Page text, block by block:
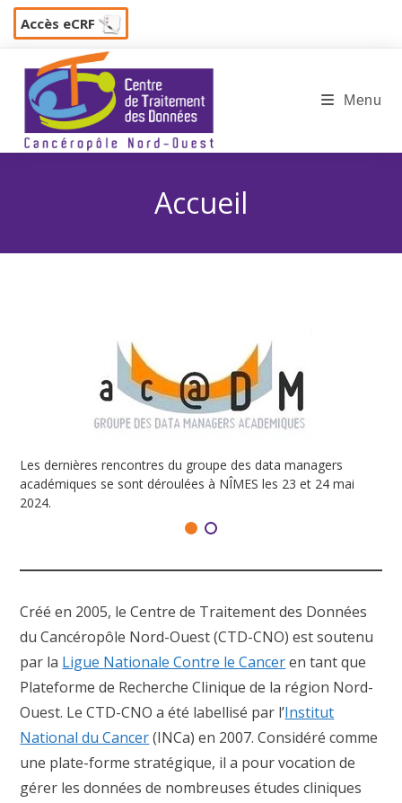
Skip
Accès eCRF
Menu
Accueil
Les dernières rencontres du groupe des data managers
académiques se sont déroulées à NÎMES les 23 et 24 mai
2024.
Créé en 2005, le Centre de Traitement des Données
du Cancéropôle Nord-Ouest (CTD-CNO) est soutenu
par la Ligue Nationale Contre le Canceren tant que
Plateforme de Recherche Clinique de la région Nord-
Ouest. Le CTD-CNO a été labellisé par l’Institut
National du Cancer(INCa) en 2007. Considéré comme
une plate-forme stratégique, il a pour vocation de
gérer les données de nombreuses études cliniques